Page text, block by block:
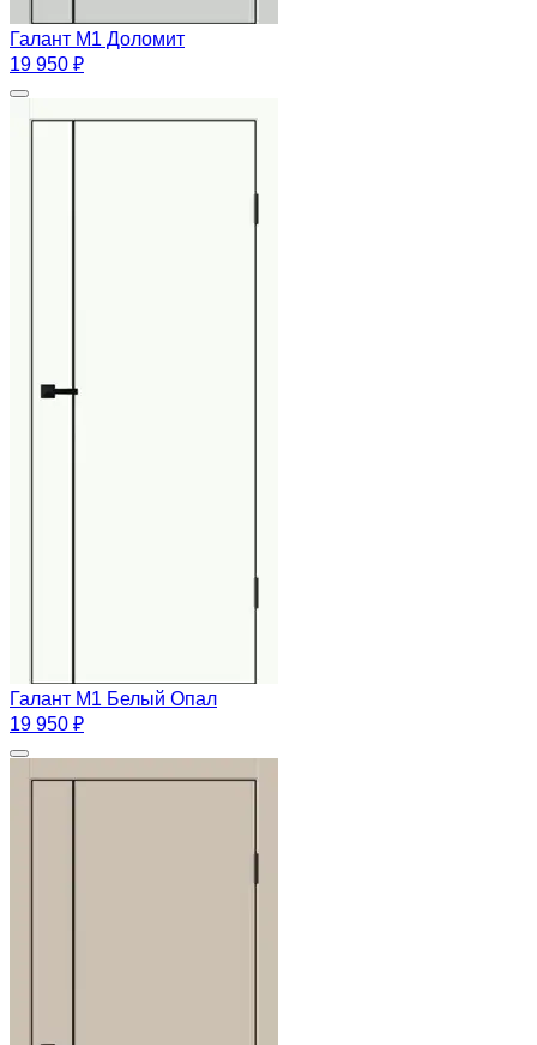
Галант М1 Доломит
19 950 ₽
Галант М1 Белый Опал
19 950 ₽